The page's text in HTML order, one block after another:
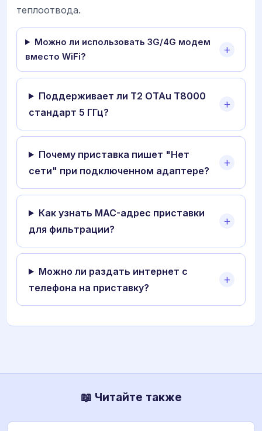
теплоотвода.
Можно ли использовать 3G/4G модем
вместо WiFi?
Поддерживает ли T2 OTAu T8000
стандарт 5 ГГц?
Почему приставка пишет "Нет
сети" при подключенном адаптере?
Как узнать MAC-адрес приставки
для фильтрации?
Можно ли раздать интернет с
телефона на приставку?
📖 Читайте также